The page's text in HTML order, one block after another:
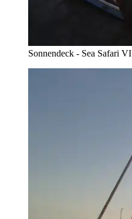
Sonnendeck - Sea Safari VI